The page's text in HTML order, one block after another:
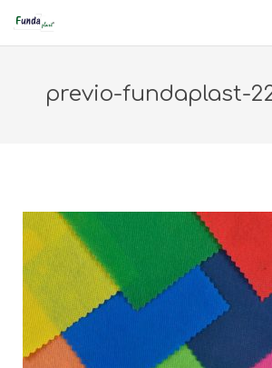
QUIÉNES SOMOS
CONTACTO
previo-fundaplast-